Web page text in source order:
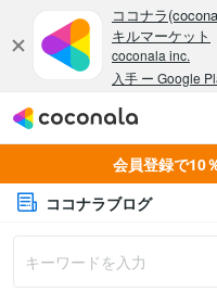
会員登録で10
ココナラブログ